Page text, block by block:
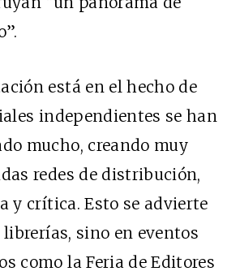
está en el hecho de
independientes se han
mucho, creando muy
redes de distribución,
y crítica. Esto se advierte
sino en eventos
como la Feria de Editores